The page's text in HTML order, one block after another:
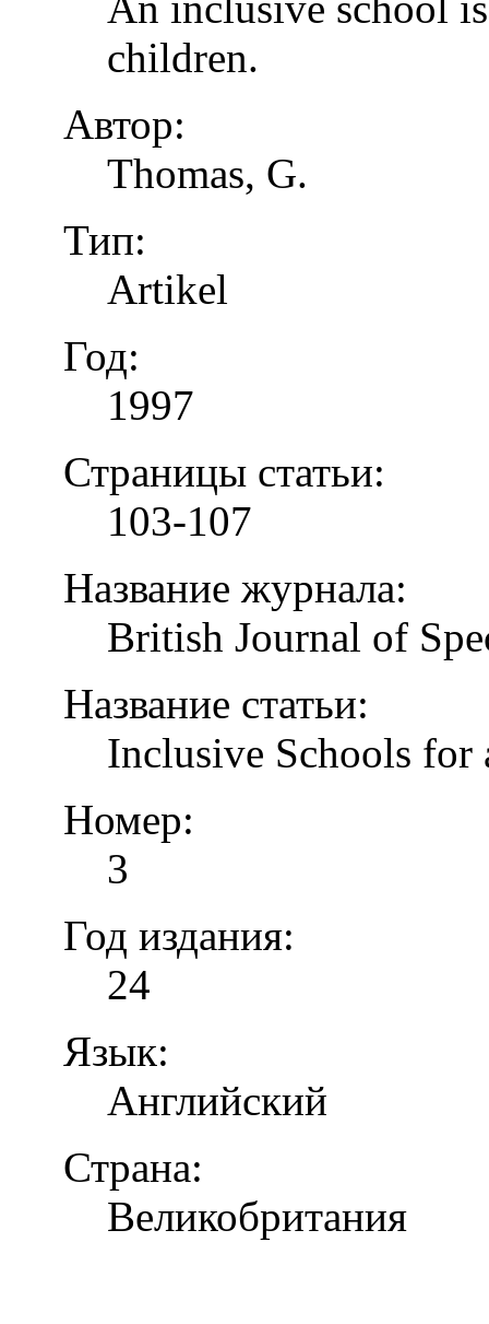
children.
Автор:
Thomas, G.
Тип:
Artikel
Год:
1997
Страницы статьи:
103-107
Название журнала:
British Journal of
Название статьи:
Inclusive Schools for
Номер:
3
Год издания:
24
Язык:
Английский
Страна:
Великобритания